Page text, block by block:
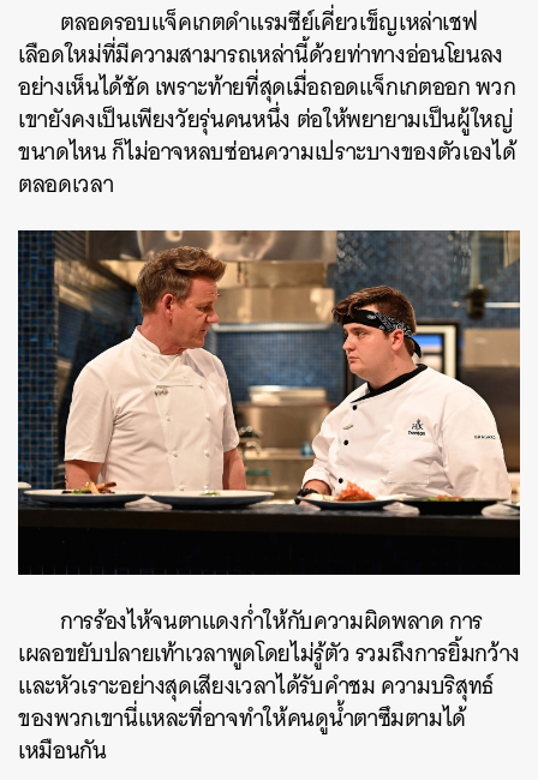
ตลอดรอบแจ็คเกตดำแรมซีย์เคี่ยวเข็ญเหล่าเชฟ
เลือดใหม่ที่มีความสามารถเหล่านี้ด้วยท่าทางอ่อนโยนลง
อย่างเห็นได้ชัด เพราะท้ายที่สุดเมื่อถอดแจ็กเกตออก พวก
เขายังคงเป็นเพียงวัยรุ่นคนหนึ่ง ต่อให้พยายามเป็นผู้ใหญ่
ขนาดไหน ก็ไม่อาจหลบซ่อนความเปราะบางของตัวเองได้
ตลอดเวลา
การร้องไห้จนตาแดงก่ำให้กับความผิดพลาด การ
เผลอขยับปลายเท้าเวลาพูดโดยไม่รู้ตัว รวมถึงการยิ้มกว้าง
และหัวเราะอย่างสุดเสียงเวลาได้รับคำชม ความบริสุทธ์
ของพวกเขานี่แหละที่อาจทำให้คนดูน้ำตาซึมตามได้
เหมือนกัน